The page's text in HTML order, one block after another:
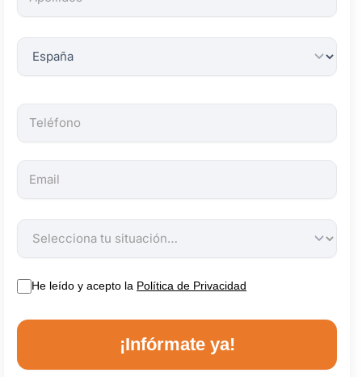
obligatorios.
He leído y acepto la Política de Privacidad
¡Infórmate ya!